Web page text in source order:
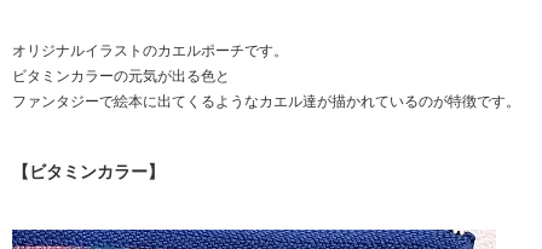
オリジナルイラストのカエルポーチです。
ビタミンカラーの元気が出る色と
ファンタジーで絵本に出てくるようなカエル達が描かれているのが特徴です。
【ビタミンカラー】